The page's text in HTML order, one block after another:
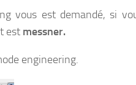
vous est demandé, si
est messner.
engineering.